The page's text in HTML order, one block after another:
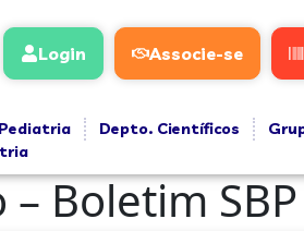
Login Associe-se
Depto. Científicos
– Boletim